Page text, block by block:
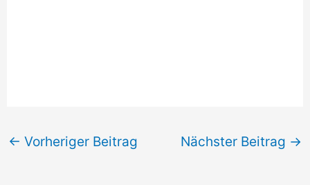
← Vorheriger Beitrag Nächster Beitrag →